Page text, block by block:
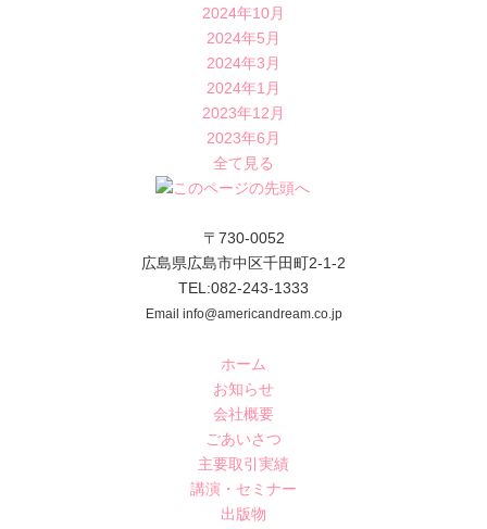
2024年10月
2024年5月
2024年3月
2024年1月
2023年12月
2023年6月
全て見る
〒730-0052
広島県広島市中区千田町2-1-2
TEL:082-243-1333
Email info@americandream.co.jp
ホーム
お知らせ
会社概要
ごあいさつ
主要取引実績
講演・セミナー
出版物